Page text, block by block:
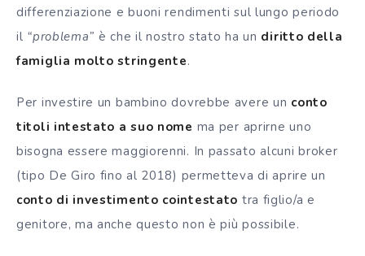
differenziazione e buoni rendimenti sul lungo periodo
il “problema” è che il nostro stato ha un diritto della
famiglia molto stringente.
Per investire un bambino dovrebbe avere un conto
titoli intestato a suo nome ma per aprirne uno
bisogna essere maggiorenni. In passato alcuni broker
(tipo De Giro fino al 2018) permetteva di aprire un
conto di investimento cointestato tra figlio/a e
genitore, ma anche questo non è più possibile.